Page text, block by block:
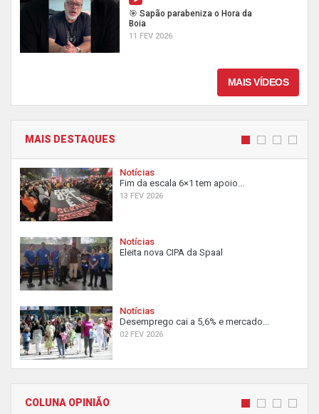
🎯 Sapão parabeniza o Hora da
Boia
11 FEV 2026
MAIS VÍDEOS
MAIS DESTAQUES
Notícias
Fim da escala 6×1 tem apoio...
13 FEV 2026
Notícias
Eleita nova CIPA da Spaal
Notícias
Desemprego cai a 5,6% e mercado...
02 FEV 2026
COLUNA OPINIÃO